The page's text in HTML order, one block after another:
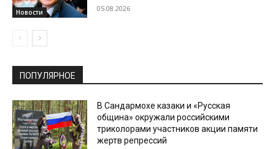
Новости 05.08.2026
ПОПУЛЯРНОЕ
В Сандармохе казаки и «Русская
община» окружали российскими
триколорами участников акции памяти
жертв репрессий